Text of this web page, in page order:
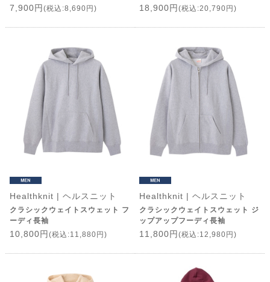
7,900円 (税込:8,690円) 18,900円 (税込:20,790円)
Healthknit | ヘルスニット
クラシックウェイトスウェット フ
ーディ長袖
10,800円 (税込:11,880円)
Healthknit | ヘルスニット
クラシックウェイトスウェット ジ
ップアップフーディ長袖
11,800円 (税込:12,980円)